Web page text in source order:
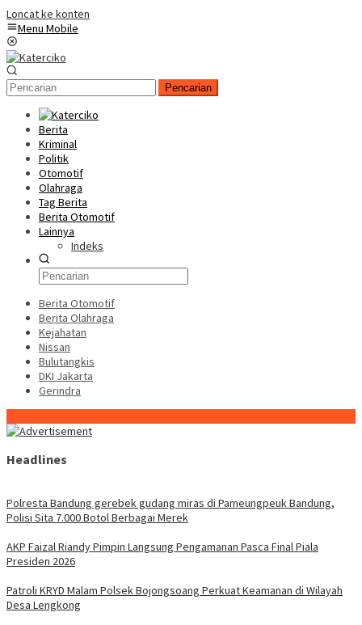
Loncat ke konten
Menu Mobile
Pencarian
Berita
Kriminal
Politik
Otomotif
Olahraga
Tag Berita
Berita Otomotif
Lainnya
Indeks
Berita Otomotif
Berita Olahraga
Kejahatan
Nissan
Bulutangkis
DKI Jakarta
Gerindra
Headlines
Polresta Bandung gerebek gudang miras di Pameungpeuk Bandung,
Polisi Sita 7.000 Botol Berbagai Merek
AKP Faizal Riandy Pimpin Langsung Pengamanan Pasca Final Piala
Presiden 2026
Patroli KRYD Malam Polsek Bojongsoang Perkuat Keamanan di Wilayah
Desa Lengkong